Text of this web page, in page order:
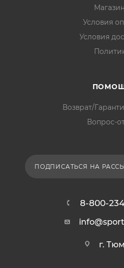
Условия
Условия
Возврат/
Вопрос-
ПОДПИСАТЬСЯ НА
8-800-
г.